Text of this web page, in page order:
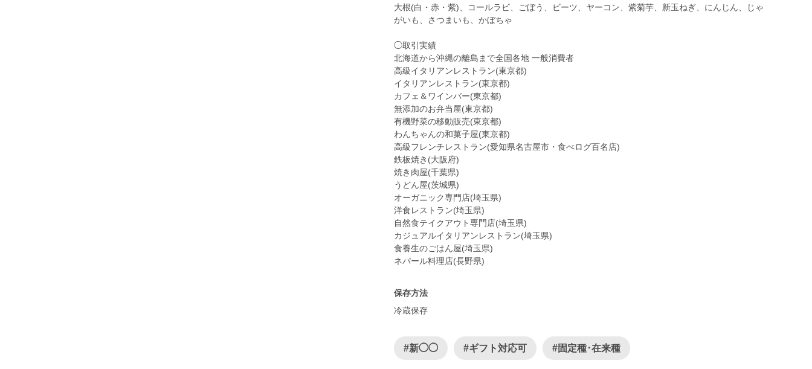
大根(白・赤・紫)、コールラビ、ごぼう、ビーツ、ヤーコン、紫菊芋、新玉ねぎ、にんじん、じゃ
がいも、さつまいも、かぼちゃ
◯取引実績
北海道から沖縄の離島まで全国各地 一般消費者
高級イタリアンレストラン(東京都)
イタリアンレストラン(東京都)
カフェ＆ワインバー(東京都)
無添加のお弁当屋(東京都)
有機野菜の移動販売(東京都)
わんちゃんの和菓子屋(東京都)
高級フレンチレストラン(愛知県名古屋市・食べログ百名店)
鉄板焼き(大阪府)
焼き肉屋(千葉県)
うどん屋(茨城県)
オーガニック専門店(埼玉県)
洋食レストラン(埼玉県)
自然食テイクアウト専門店(埼玉県)
カジュアルイタリアンレストラン(埼玉県)
食養生のごはん屋(埼玉県)
ネパール料理店(長野県)
保存方法
冷蔵保存
#新◯◯ #ギフト対応可 #固定種･在来種